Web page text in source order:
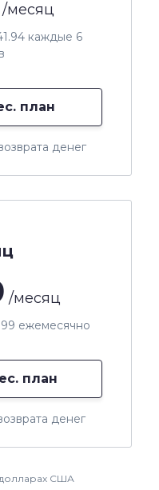
/месяц
ежемесячно
план
денег
/месяц
каждые 6
план
денег
США